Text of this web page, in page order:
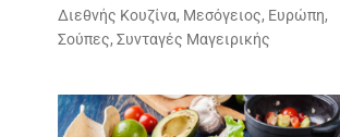
Διεθνής Κουζίνα, Μεσόγειος, Ευρώπη,
Σούπες, Συνταγές Μαγειρικής